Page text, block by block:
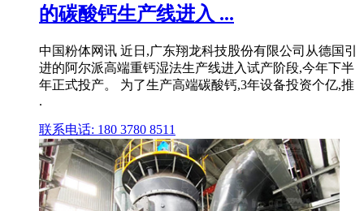
的碳酸钙生产线进入 ...
中国粉体网讯 近日,广东翔龙科技股份有限公司从德国引
进的阿尔派高端重钙湿法生产线进入试产阶段,今年下半
年正式投产。 为了生产高端碳酸钙,3年设备投资个亿,推
.
联系电话: 180 3780 8511